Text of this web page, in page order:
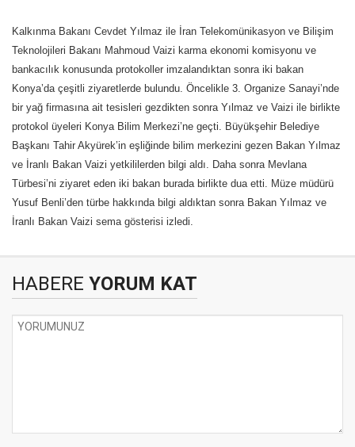
Kalkınma Bakanı Cevdet Yılmaz ile İran Telekomünikasyon ve Bilişim
Teknolojileri Bakanı Mahmoud Vaizi karma ekonomi komisyonu ve
bankacılık konusunda protokoller imzalandıktan sonra iki bakan
Konya’da çeşitli ziyaretlerde bulundu. Öncelikle 3. Organize Sanayi’nde
bir yağ firmasına ait tesisleri gezdikten sonra Yılmaz ve Vaizi ile birlikte
protokol üyeleri Konya Bilim Merkezi’ne geçti. Büyükşehir Belediye
Başkanı Tahir Akyürek’in eşliğinde bilim merkezini gezen Bakan Yılmaz
ve İranlı Bakan Vaizi yetkililerden bilgi aldı. Daha sonra Mevlana
Türbesi’ni ziyaret eden iki bakan burada birlikte dua etti. Müze müdürü
Yusuf Benli’den türbe hakkında bilgi aldıktan sonra Bakan Yılmaz ve
İranlı Bakan Vaizi sema gösterisi izledi.
HABERE YORUM KAT